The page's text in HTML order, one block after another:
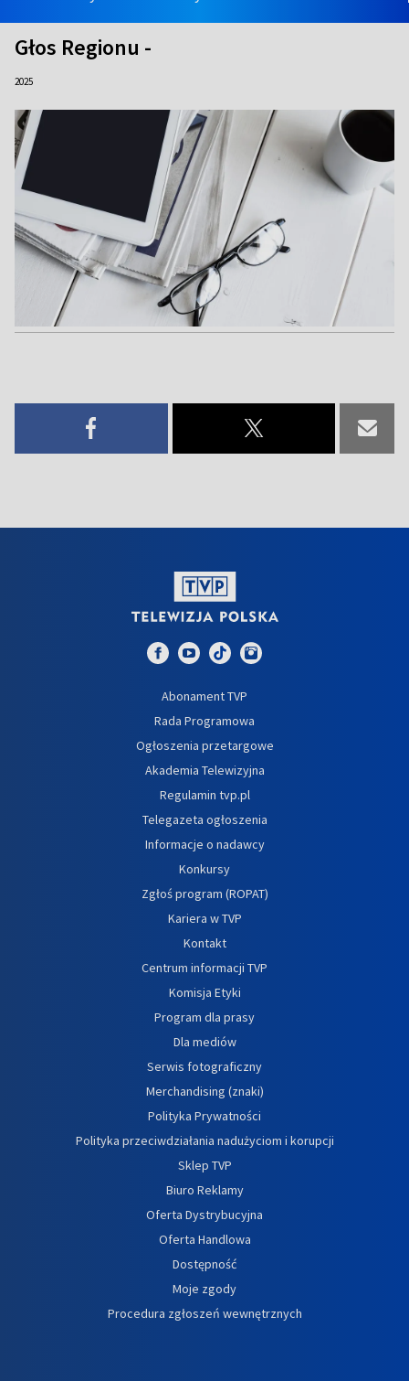
Głos Regionu -
2025
Abonament TVP
Rada Programowa
Ogłoszenia przetargowe
Akademia Telewizyjna
Regulamin tvp.pl
Telegazeta ogłoszenia
Informacje o nadawcy
Konkursy
Zgłoś program (ROPAT)
Kariera w TVP
Kontakt
Centrum informacji TVP
Komisja Etyki
Program dla prasy
Dla mediów
Serwis fotograficzny
Merchandising (znaki)
Polityka Prywatności
Polityka przeciwdziałania nadużyciom i korupcji
Sklep TVP
Biuro Reklamy
Oferta Dystrybucyjna
Oferta Handlowa
Dostępność
Moje zgody
Procedura zgłoszeń wewnętrznych